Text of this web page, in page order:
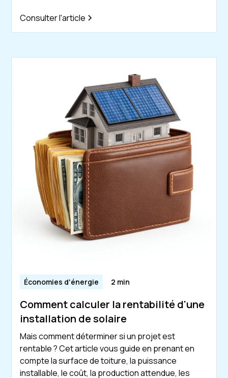
Consulter l'article
Économies d'énergie 2 min
Comment calculer la rentabilité d'une
installation de solaire
Mais comment déterminer si un projet est
rentable ? Cet article vous guide en prenant en
compte la surface de toiture, la puissance
installable, le coût, la production attendue, les